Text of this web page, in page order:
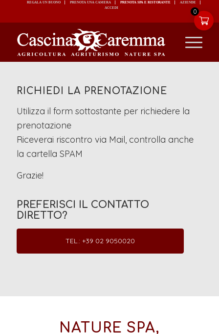
0
REGALA UN BUONO PRENOTA UNA CAMERA PRENOTA SPA E RISTORANTE
RICHIEDI LA PRENOTAZIONE
Utilizza il form sottostante per richiedere la
prenotazione
Riceverai riscontro via Mail, controlla anche
la cartella SPAM
Grazie!
PREFERISCI IL CONTATTO
DIRETTO?
TEL.: +39 02 9050020
NATURE SPA,